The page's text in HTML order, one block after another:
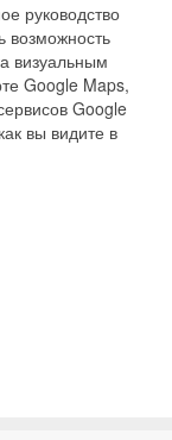
руководство
возможность
визуальным
Google Maps,
Google
вы видите в